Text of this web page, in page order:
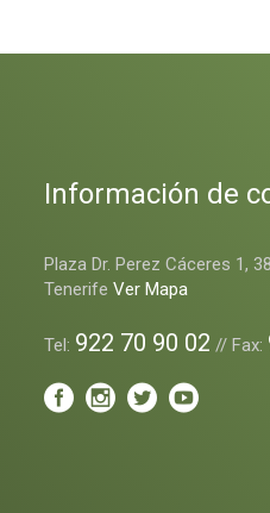
Información de
Plaza Dr. Perez Cáceres 1,
TenerifeVer Mapa
Tel: 922 70 90 02 // Fax: